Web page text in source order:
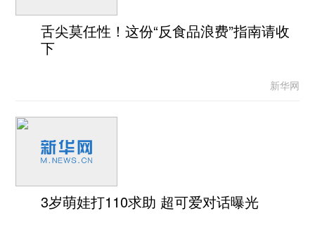
舌尖莫任性！这份“反食品浪费”指南请收
下
新华网
3岁萌娃打110求助 超可爱对话曝光